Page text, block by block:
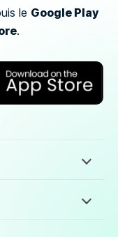
le Google Play
.